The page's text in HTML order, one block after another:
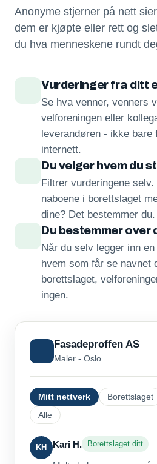
Anonyme stjerner på nett
dem er kjøpte eller rett og
du hva menneskene rundt
Vurderinger fra ditt
Se hva venner, venners
velforeningen eller
leverandøren - ikke bare
internett.
Du velger hvem du
Filtrer vurderingene
naboene i borettslaget
dine? Det bestemmer du.
Du bestemmer over
Når du selv legger inn
hvem som får se navnet
borettslaget,
ingen.
Fasadeproffen AS
Maler - Oslo
Mitt nettverk Borettslaget
Alle
KH Kari H. Borettslaget ditt